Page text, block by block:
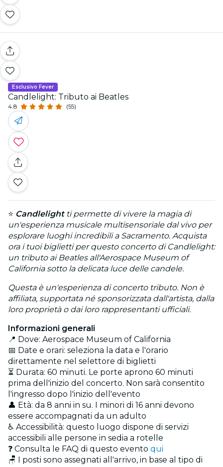
Esclusivo Fever
Candlelight: Tributo ai Beatles
4.8 (55)
⭐ Candlelightti permette di vivere la magia di
un'esperienza musicale multisensoriale dal vivo per
esplorare luoghi incredibili a Sacramento. Acquista
ora i tuoi biglietti per questo concerto di Candlelight:
un tributo ai Beatles all'Aerospace Museum of
California sotto la delicata luce delle candele.
Questa è un'esperienza di concerto tributo. Non è
affiliata, supportata né sponsorizzata dall'artista, dalla
loro proprietà o dai loro rappresentanti ufficiali.
Informazioni generali
📍 Dove: Aerospace Museum of California
📅 Date e orari: seleziona la data e l'orario
direttamente nel selettore di biglietti
⏳ Durata: 60 minuti. Le porte aprono 60 minuti
prima dell'inizio del concerto. Non sarà consentito
l'ingresso dopo l'inizio dell'evento
👤 Età: da 8 anni in su. I minori di 16 anni devono
essere accompagnati da un adulto
♿ Accessibilità: questo luogo dispone di servizi
accessibili alle persone in sedia a rotelle
❓ Consulta le FAQ di questo evento qui
🪑 I posti sono assegnati all'arrivo, in base al tipo di